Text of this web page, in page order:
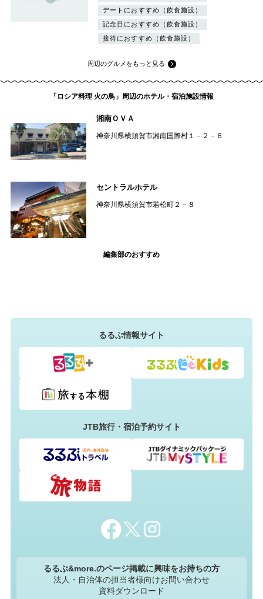
デートにおすすめ（飲食施設）
記念日におすすめ（飲食施設）
接待におすすめ（飲食施設）
周辺のグルメをもっと見る
「ロシア料理 火の鳥」周辺のホテル・宿泊施設情報
湘南ＯＶＡ
神奈川県横須賀市湘南国際村１－２－６
セントラルホテル
神奈川県横須賀市若松町２－８
編集部のおすすめ
るるぶ情報サイト
JTB旅行・宿泊予約サイト
るるぶ&more.のページ掲載に興味をお持ちの方
法人・自治体の担当者様向けお問い合わせ
資料ダウンロード